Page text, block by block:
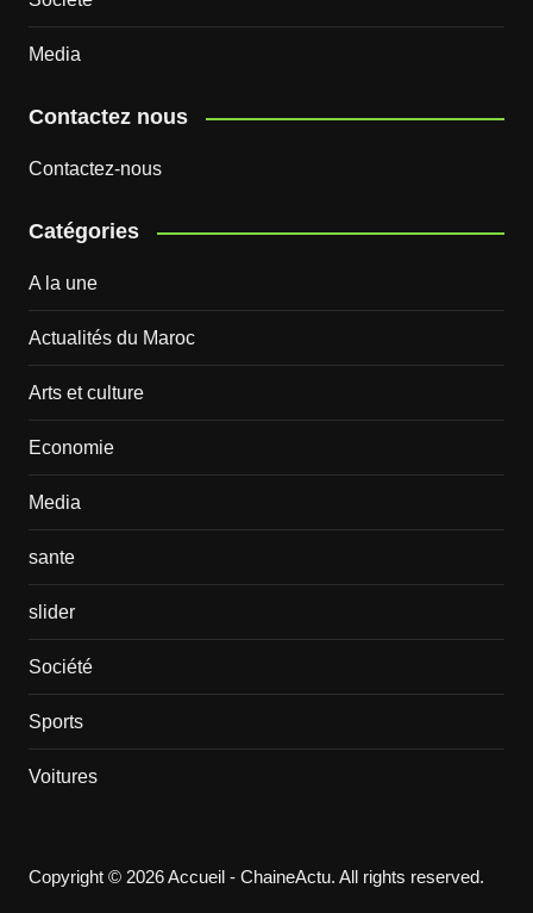
Media
Contactez nous
Contactez-nous
Catégories
A la une
Actualités du Maroc
Arts et culture
Economie
Media
sante
slider
Société
Sports
Voitures
Copyright © 2026 Accueil - ChaineActu. All rights reserved.